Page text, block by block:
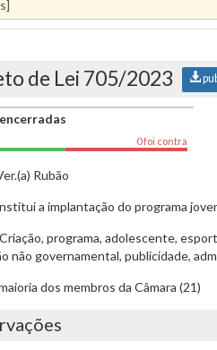
de Lei 705/2023
0 foi contra
Rubão
a implantação do programa
Criação, programa, adolescente,
não governamental, publicidade,
dos membros da Câmara (21)